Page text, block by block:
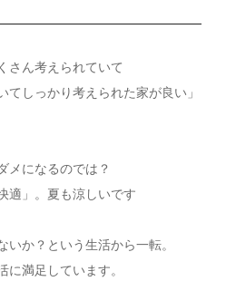
さん考えられていて
てしっかり考えられた家が良い」
メになるのでは？
適」。夏も涼しいです
いか？という生活から一転。
に満足しています。